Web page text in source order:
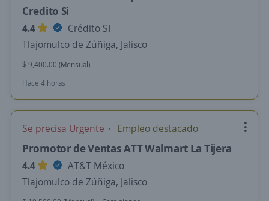
Credito Si
4.4
Crédito SI
Tlajomulco de Zúñiga, Jalisco
$ 9,400.00 (Mensual)
Hace 4 horas
Se precisa Urgente Empleo destacado
Promotor de Ventas ATT Walmart La Tijera
4.4
AT&T México
Tlajomulco de Zúñiga, Jalisco